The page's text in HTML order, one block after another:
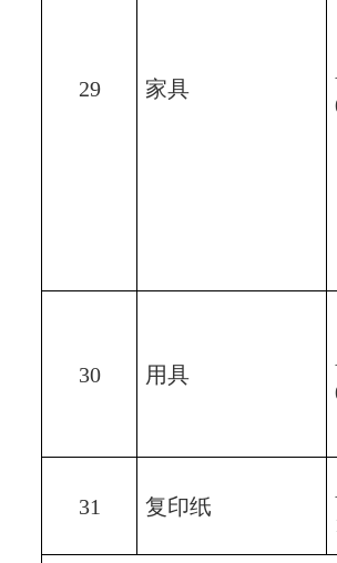
29 家具
30 用具
31 复印纸